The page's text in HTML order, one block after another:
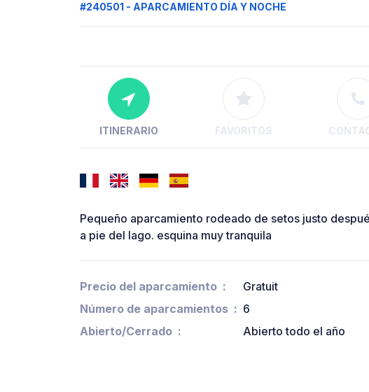
#240501 - APARCAMIENTO DÍA Y NOCHE
ITINERARIO FAVORITOS
Pequeño aparcamiento rodeado de setos justo
a pie del lago. esquina muy tranquila
Precio del aparcamiento
Gratuit
Número de aparcamientos
6
Abierto/Cerrado
Abierto todo el año